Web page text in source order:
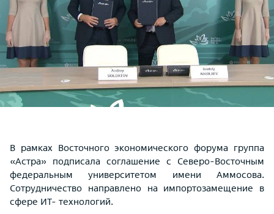
В рамках Восточного экономического форума группа
«Астра» подписала соглашение с Северо-Восточным
федеральным университетом имени Аммосова.
Сотрудничество направлено на импортозамещение в
сфере ИТ- технологий.